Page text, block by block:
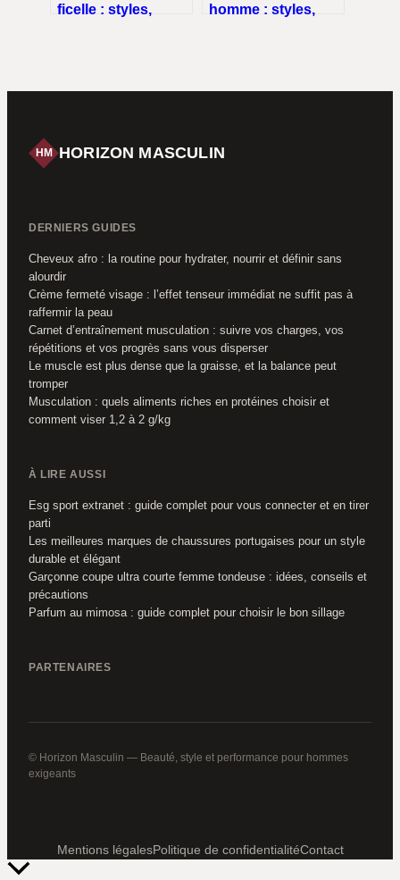
ficelle : styles,
homme : styles,
HM HORIZON MASCULIN
DERNIERS GUIDES
Cheveux afro : la routine pour hydrater, nourrir et définir sans
alourdir
Crème fermeté visage : l’effet tenseur immédiat ne suffit pas à
raffermir la peau
Carnet d’entraînement musculation : suivre vos charges, vos
répétitions et vos progrès sans vous disperser
Le muscle est plus dense que la graisse, et la balance peut
tromper
Musculation : quels aliments riches en protéines choisir et
comment viser 1,2 à 2 g/kg
À LIRE AUSSI
Esg sport extranet : guide complet pour vous connecter et en tirer
parti
Les meilleures marques de chaussures portugaises pour un style
durable et élégant
Garçonne coupe ultra courte femme tondeuse : idées, conseils et
précautions
Parfum au mimosa : guide complet pour choisir le bon sillage
PARTENAIRES
© Horizon Masculin — Beauté, style et performance pour hommes
exigeants
Mentions légalesPolitique de confidentialitéContact